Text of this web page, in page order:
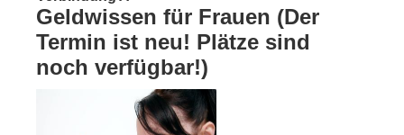
Geldwissen für Frauen (Der
Termin ist neu! Plätze sind
noch verfügbar!)